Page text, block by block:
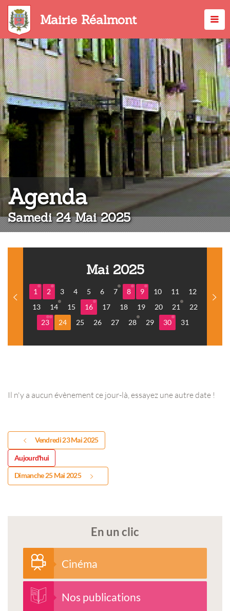
Aller
contenu
principal
Mairie Réalmont
Agenda:
Samedi 24 Mai 2025
Mai 2025
1 2 3 4 5 6 7 8 9 10 11
12
13
14 15 16 17 18 19 20 21
22
23
24 25 26 27 28 29 30 31
Il n'y a aucun évènement ce jour-là, essayez une autre date !
Vendredi 23 Mai 2025
Aujourd'hui
Dimanche 25 Mai 2025
En un clic
Cinéma
Nos publications